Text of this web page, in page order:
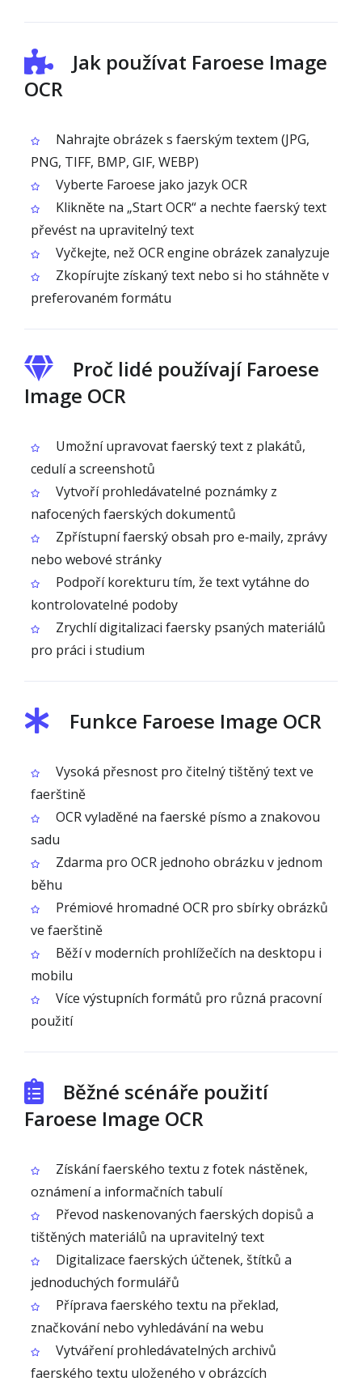
Jak používat Faroese Image
OCR
Nahrajte obrázek s faerským textem (JPG,
PNG, TIFF, BMP, GIF, WEBP)
Vyberte Faroese jako jazyk OCR
Klikněte na „Start OCR“ a nechte faerský text
převést na upravitelný text
Vyčkejte, než OCR engine obrázek zanalyzuje
Zkopírujte získaný text nebo si ho stáhněte v
preferovaném formátu
Proč lidé používají Faroese
Image OCR
Umožní upravovat faerský text z plakátů,
cedulí a screenshotů
Vytvoří prohledávatelné poznámky z
nafocených faerských dokumentů
Zpřístupní faerský obsah pro e‑maily, zprávy
nebo webové stránky
Podpoří korekturu tím, že text vytáhne do
kontrolovatelné podoby
Zrychlí digitalizaci faersky psaných materiálů
pro práci i studium
Funkce Faroese Image OCR
Vysoká přesnost pro čitelný tištěný text ve
faerštině
OCR vyladěné na faerské písmo a znakovou
sadu
Zdarma pro OCR jednoho obrázku v jednom
běhu
Prémiové hromadné OCR pro sbírky obrázků
ve faerštině
Běží v moderních prohlížečích na desktopu i
mobilu
Více výstupních formátů pro různá pracovní
použití
Běžné scénáře použití
Faroese Image OCR
Získání faerského textu z fotek nástěnek,
oznámení a informačních tabulí
Převod naskenovaných faerských dopisů a
tištěných materiálů na upravitelný text
Digitalizace faerských účtenek, štítků a
jednoduchých formulářů
Příprava faerského textu na překlad,
značkování nebo vyhledávání na webu
Vytváření prohledávatelných archivů
faerského textu uloženého v obrázcích